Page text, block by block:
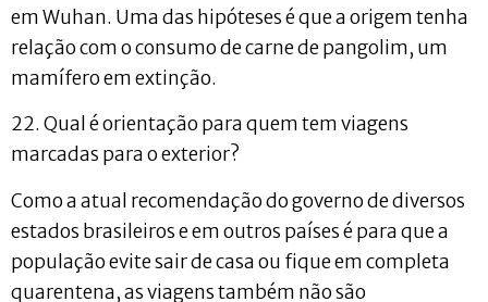
em Wuhan. Uma das hipóteses é que a origem tenha
relação com o consumo de carne de pangolim, um
mamífero em extinção.
22. Qual é orientação para quem tem viagens
marcadas para o exterior?
Como a atual recomendação do governo de diversos
estados brasileiros e em outros países é para que a
população evite sair de casa ou fique em completa
quarentena, as viagens também não são